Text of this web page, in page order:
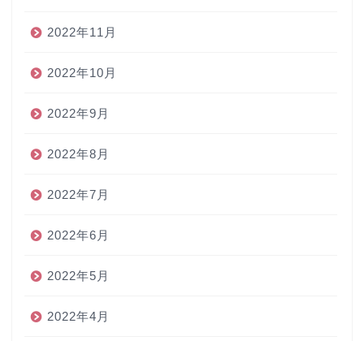
2022年11月
2022年10月
2022年9月
2022年8月
2022年7月
2022年6月
2022年5月
2022年4月